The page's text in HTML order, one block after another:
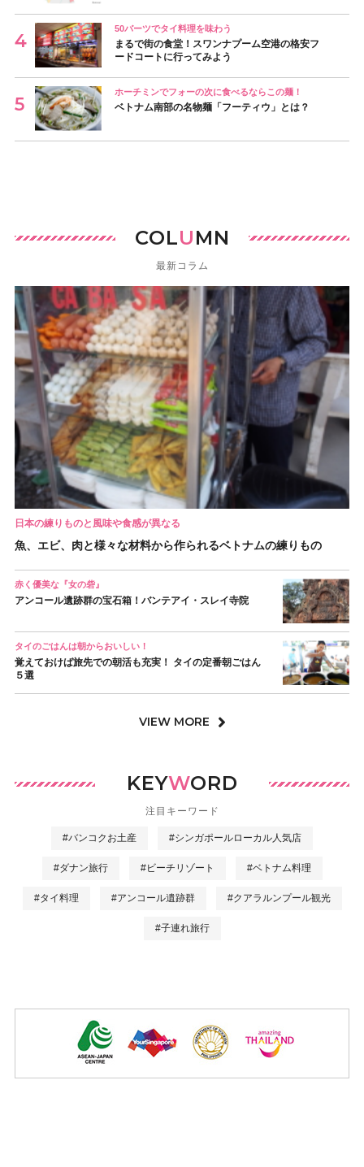
50バーツでタイ料理を味わう
まるで街の食堂！スワンナプーム空港の格安フ
ードコートに行ってみよう
ホーチミンでフォーの次に食べるならこの麺！
ベトナム南部の名物麺「フーティウ」とは？
COLUMN
最新コラム
日本の練りものと風味や食感が異なる
魚、エビ、肉と様々な材料から作られるベトナムの練りもの
赤く優美な『女の砦』
アンコール遺跡群の宝石箱！バンテアイ・スレイ寺院
タイのごはんは朝からおいしい！
覚えておけば旅先での朝活も充実！ タイの定番朝ごはん
５選
VIEW MORE
KEYWORD
注目キーワード
#バンコクお土産 #シンガポールローカル人気店
#ダナン旅行 #ビーチリゾート #ベトナム料理
#タイ料理 #アンコール遺跡群 #クアラルンプール観光
#子連れ旅行